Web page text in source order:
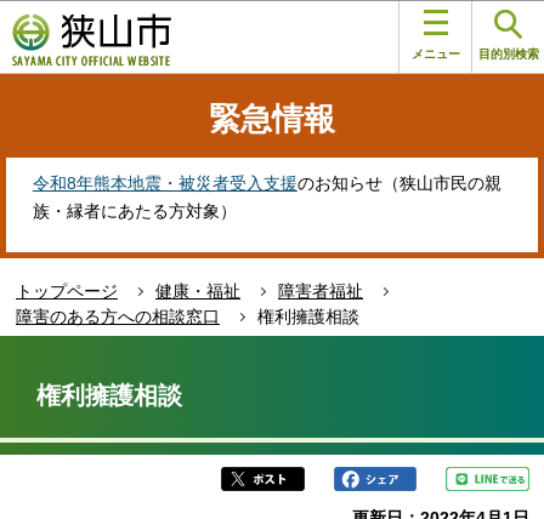
の
ペ
す
メニュー 目的別検索
緊急情報
令和8年熊本地震・被災者受入支援のお知らせ（狭山市民の親
族・縁者にあたる方対象）
トップページ 健康・福祉
障害者福祉
障害のある方への相談窓口
権利擁護相談
か
権利擁護相談